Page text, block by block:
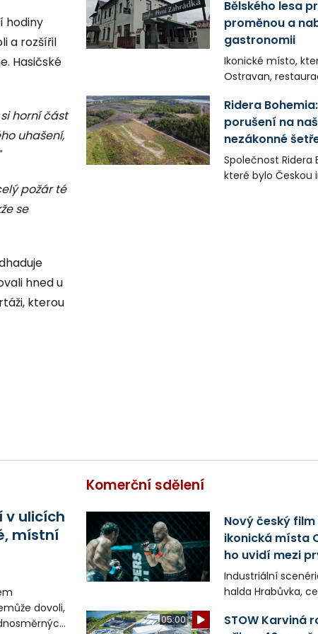
hodiny
a rozšířil
Hasičské
horní část
uhašení,
požár té
se
hned u
kterou
Bělského lesa
proměnou a
gastronomii
Ikonické místo,
Ostravan,
společnost Dang
s.r.o. investuje do
milionů korun.
Ostravě dva
koncepty, které v
chyběly, luxusní
Ridera
porušení na
nezákonné
Společnost Ridera
které bylo Českou
v ulicích
místní
dovoli,
Komerční sdělení
Nový český
ikonická místa
ho uvidí mezi
Industriální
halda Hrabůvka,
v novém filmu
05:00
STOW Karviná